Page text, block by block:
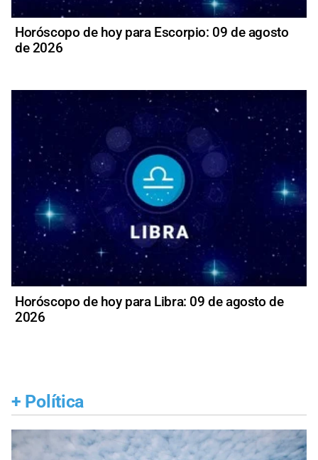
Horóscopo de hoy para Escorpio: 09 de agosto
de 2026
Horóscopo de hoy para Libra: 09 de agosto de
2026
+ Política